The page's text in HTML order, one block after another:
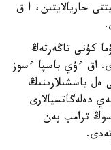
جاريالايتىن، ا ق
كۇنى تاڭەرتەڭ
اق ءۇي باسپا ءسوز
ەل باسشىلارىنىڭ
دەلەگاتسيالارى
ترامپ پەن